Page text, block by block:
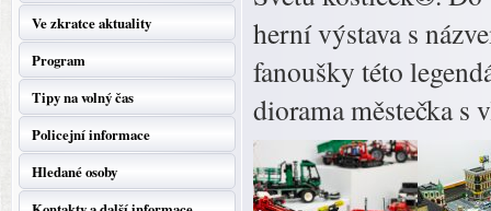
Ve zkratce aktuality
Program
Tipy na volný čas
Policejní informace
Hledané osoby
herní výstava s
fanoušky této
diorama městečka s